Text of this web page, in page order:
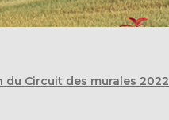
du Circuit des murales 2022